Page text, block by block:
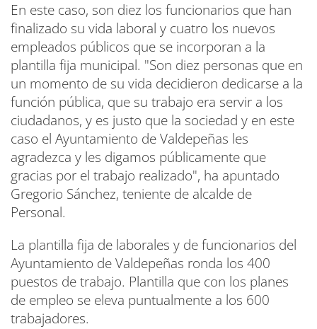
En este caso, son diez los funcionarios que han
finalizado su vida laboral y cuatro los nuevos
empleados públicos que se incorporan a la
plantilla fija municipal. "Son diez personas que en
un momento de su vida decidieron dedicarse a la
función pública, que su trabajo era servir a los
ciudadanos, y es justo que la sociedad y en este
caso el Ayuntamiento de Valdepeñas les
agradezca y les digamos públicamente que
gracias por el trabajo realizado", ha apuntado
Gregorio Sánchez, teniente de alcalde de
Personal.
La plantilla fija de laborales y de funcionarios del
Ayuntamiento de Valdepeñas ronda los 400
puestos de trabajo. Plantilla que con los planes
de empleo se eleva puntualmente a los 600
trabajadores.